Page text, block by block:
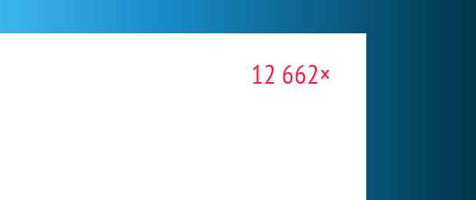
12 662×